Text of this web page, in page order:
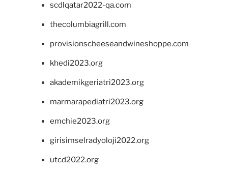
scdlqatar2022-qa.com
thecolumbiagrill.com
provisionscheeseandwineshoppe.com
khedi2023.org
akademikgeriatri2023.org
marmarapediatri2023.org
emchie2023.org
girisimselradyoloji2022.org
utcd2022.org